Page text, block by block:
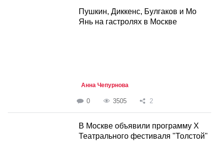
Пушкин, Диккенс, Булгаков и Мо
Янь на гастролях в Москве
Анна Чепурнова
0 3505 2
В Москве объявили программу Х
Театрального фестиваля "Толстой"